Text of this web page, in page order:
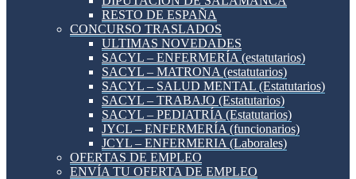
RESTO DE ESPAÑA
CONCURSO TRASLADOS
ULTIMAS NOVEDADES
SACYL – ENFERMERÍA (estatutarios)
SACYL – MATRONA (estatutarios)
SACYL – SALUD MENTAL (Estatutarios)
SACYL – TRABAJO (Estatutarios)
SACYL – PEDIATRÍA (Estatutarios)
JYCL – ENFERMERÍA (funcionarios)
JCYL – ENFERMERIA (Laborales)
OFERTAS DE EMPLEO
ENVÍA TU OFERTA DE EMPLEO